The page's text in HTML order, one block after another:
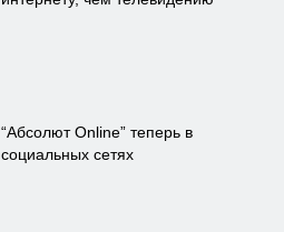
“Абсолют Online” теперь в
социальных сетях